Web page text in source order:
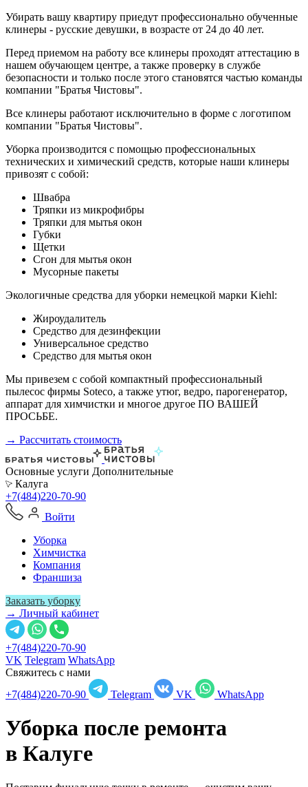
Убирать вашу квартиру приедут профессионально обученные
клинеры - русские девушки, в возрасте от 24 до 40 лет.
Перед приемом на работу все клинеры проходят аттестацию в
нашем обучающем центре, а также проверку в службе
безопасности и только после этого становятся частью команды
компании "Братья Чистовы".
Все клинеры работают исключительно в форме с логотипом
компании "Братья Чистовы".
Уборка производится с помощью профессиональных
технических и химический средств, которые наши клинеры
привозят с собой:
Швабра
Тряпки из микрофибры
Тряпки для мытья окон
Губки
Щетки
Сгон для мытья окон
Мусорные пакеты
Экологичные средства для уборки немецкой марки Kiehl:
Жироудалитель
Средство для дезинфекции
Универсальное средство
Средство для мытья окон
Мы привезем с собой компактный профессиональный
пылесос фирмы Soteco, а также утюг, ведро, парогенератор,
аппарат для химчистки и многое другое ПО ВАШЕЙ
ПРОСЬБЕ.
→ Рассчитать стоимость
Основные услуги Дополнительные
Калуга
+7(484)220-70-90
Войти
Уборка
Химчистка
Компания
Франшиза
Заказать уборку
→ Личный кабинет
+7(484)220-70-90
VK Telegram WhatsApp
Свяжитесь с нами
+7(484)220-70-90
Telegram VK WhatsApp
Уборка после ремонта
в Калуге